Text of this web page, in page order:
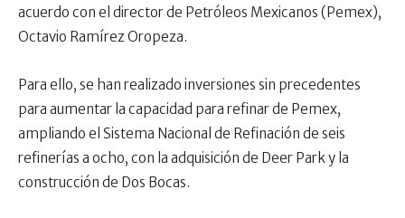
acuerdo con el director de Petróleos Mexicanos (Pemex),
Octavio Ramírez Oropeza.
Para ello, se han realizado inversiones sin precedentes
para aumentar la capacidad para refinar de Pemex,
ampliando el Sistema Nacional de Refinación de seis
refinerías a ocho, con la adquisición de Deer Park y la
construcción de Dos Bocas.